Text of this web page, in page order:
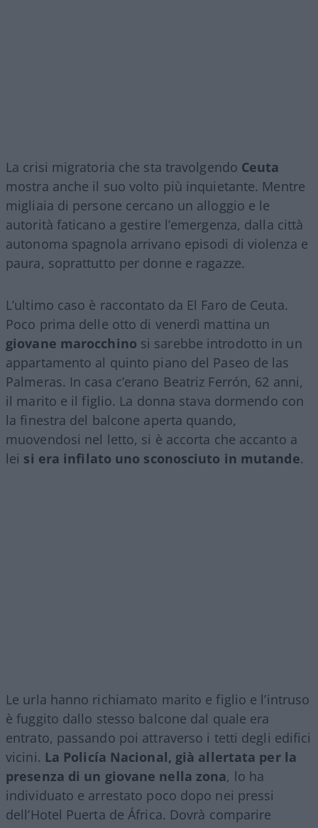
La crisi migratoria che sta travolgendo Ceuta
mostra anche il suo volto più inquietante. Mentre
migliaia di persone cercano un alloggio e le
autorità faticano a gestire l’emergenza, dalla città
autonoma spagnola arrivano episodi di violenza e
paura, soprattutto per donne e ragazze.
L’ultimo caso è raccontato da El Faro de Ceuta.
Poco prima delle otto di venerdì mattina un
giovane marocchino si sarebbe introdotto in un
appartamento al quinto piano del Paseo de las
Palmeras. In casa c’erano Beatriz Ferrón, 62 anni,
il marito e il figlio. La donna stava dormendo con
la finestra del balcone aperta quando,
muovendosi nel letto, si è accorta che accanto a
lei si era infilato uno sconosciuto in mutande.
Le urla hanno richiamato marito e figlio e l’intruso
è fuggito dallo stesso balcone dal quale era
entrato, passando poi attraverso i tetti degli edifici
vicini. La Policía Nacional, già allertata per la
presenza di un giovane nella zona, lo ha
individuato e arrestato poco dopo nei pressi
dell’Hotel Puerta de África. Dovrà comparire